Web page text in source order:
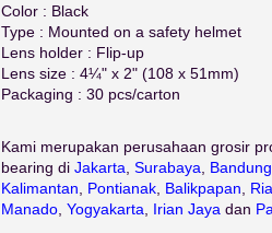
Color : Black
Type : Mounted on a safety helmet
Lens holder : Flip-up
Lens size : 4¼" x 2" (108 x 51mm)
Packaging : 30 pcs/carton
Kami merupakan perusahaan grosir
bearing di Jakarta Surabaya Bandung
Kalimantan
Pontianak, Balikpapan
Manado, Yogyakarta Irian Jaya dan